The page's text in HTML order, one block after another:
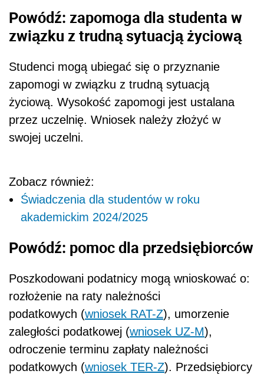
Powódź: zapomoga dla studenta w
związku z trudną sytuacją życiową
Studenci mogą ubiegać się o przyznanie
zapomogi w związku z trudną sytuacją
życiową. Wysokość zapomogi jest ustalana
przez uczelnię. Wniosek należy złożyć w
swojej uczelni.
Zobacz również:
Świadczenia dla studentów w roku
akademickim 2024/2025
Powódź: pomoc dla przedsiębiorców
Poszkodowani podatnicy mogą wnioskować o:
rozłożenie na raty należności
podatkowych (wniosek RAT-Z), umorzenie
zaległości podatkowej (wniosek UZ-M),
odroczenie terminu zapłaty należności
podatkowych (wniosek TER-Z). Przedsiębiorcy